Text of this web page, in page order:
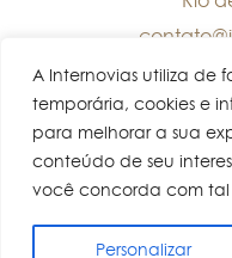
A Internovias utiliza de
temporária, cookies e
para melhorar a sua
conteúdo de seu
você concorda com tal
Personalizar